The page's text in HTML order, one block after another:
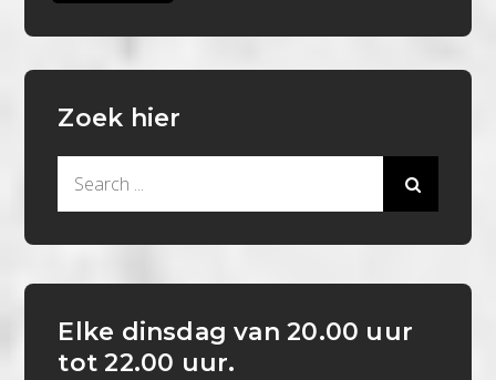
Zoek hier
Search
Elke dinsdag van 20.00 uur
tot 22.00 uur.